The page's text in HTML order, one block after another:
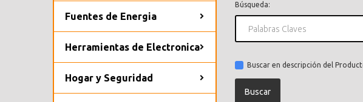
Fuentes de Energia
Herramientas de Electronica
Hogar y Seguridad
Búsqueda:
Buscar en descripción del